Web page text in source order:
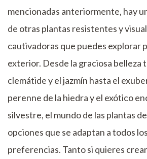
mencionadas anteriormente, hay
de otras plantas resistentes y
cautivadoras que puedes explorar
exterior. Desde la graciosa belleza
clemátide y el jazmín hasta el
perenne de la hiedra y el exótico
silvestre, el mundo de las plantas
opciones que se adaptan a todos
preferencias. Tanto si quieres